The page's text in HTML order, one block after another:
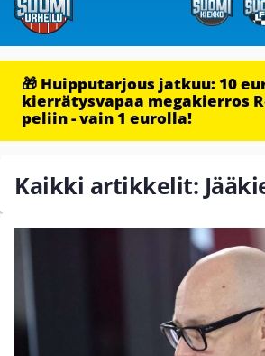
🎁 Huipputarjous jatkuu: 10
kierrätysvapaa megakierros
peliin - vain 1 eurolla!
Kaikki artikkelit: